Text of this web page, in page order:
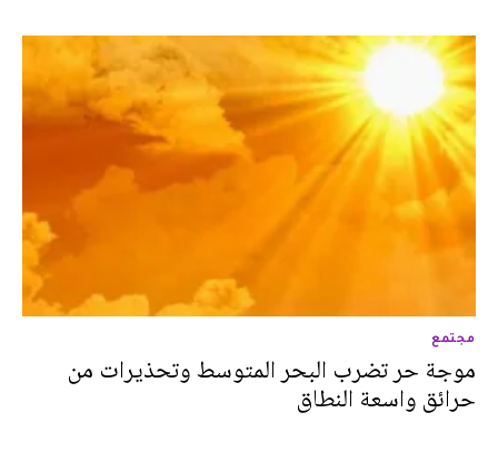
مجتمع
موجة حر تضرب البحر المتوسط وتحذيرات من
حرائق واسعة النطاق